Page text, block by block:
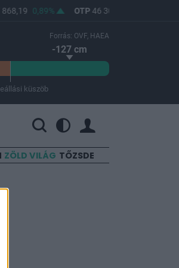
0,89% OTP46 300
Forrás: OVF, HAEA
-127 cm
leállási küszöb
ZÖLD VILÁG TŐZSDE